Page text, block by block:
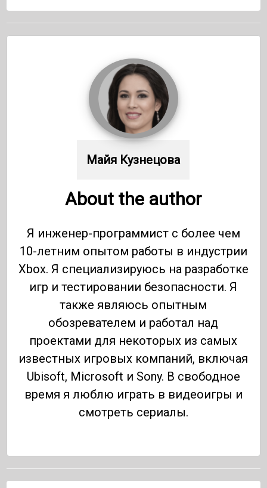
Майя Кузнецова
About the author
Я инженер-программист с более чем
10-летним опытом работы в индустрии
Xbox. Я специализируюсь на разработке
игр и тестировании безопасности. Я
также являюсь опытным
обозревателем и работал над
проектами для некоторых из самых
известных игровых компаний, включая
Ubisoft, Microsoft и Sony. В свободное
время я люблю играть в видеоигры и
смотреть сериалы.